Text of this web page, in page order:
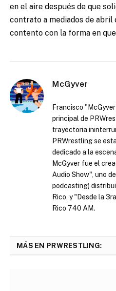
en el aire después de que
contrato a mediados de abril
contento con la forma en
McGyver
Francisco
principal de
trayectoria
PRWrestling se
dedicado a la
McGyver fue el
Audio Show", uno
podcasting)
Rico, y "Desde la
Rico 740 AM.
MÁS EN PRWRESTLING: